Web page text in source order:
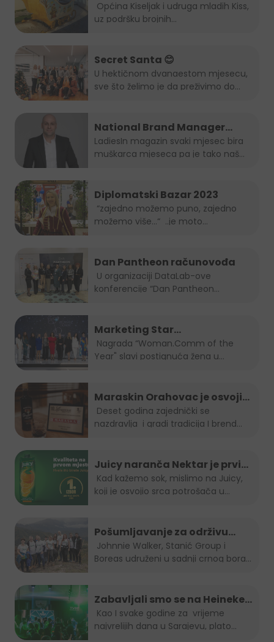
uz podršku brojnih...
Secret Santa 😊
U hektičnom dvanaestom mjesecu,
sve što želimo je da preživimo do...
National Brand Manager
Juicy-ja je muškarac mjeseca
po izboru LadiesIn magazina!
LadiesIn magazin svaki mjesec bira
muškarca mjeseca pa je tako naš...
Diplomatski Bazar 2023
možemo više…“ ..je moto
Dan Pantheon računovođa
konferencije “Dan Pantheon
Marketing Star
Woman.Comm of the Year za
2023 je naša direktorica Amra
Year" slavi postignuća žena u...
Maraskin Orahovac je osvojio
zlatnu plaketu na Spirit fest-u
2023
nazdravlja i gradi tradicija I brend...
Juicy naranča Nektar je prvi
izbor potrošača u BiH
koji je osvojio srca potrošača u
Pošumljavanje za održivu
budućnost
Boreas udruženi u sadnji crnog bora...
Zabavljali smo se na Heineken
Summer lounge-u
najvrelijih dana u Sarajevu, plato...